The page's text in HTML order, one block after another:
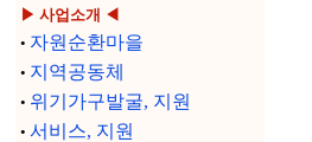
▶ 사업소개 ◀
• 자원순환마을
• 지역공동체
• 위기가구발굴, 지원
• 서비스, 지원